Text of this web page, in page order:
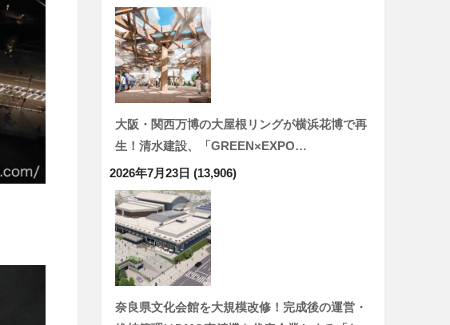
大阪・関西万博の大屋根リングが横浜花博で再
生！清水建設、「GREEN×EXPO…
2026年7月23日 (13,906)
奈良県文化会館を大規模改修！完成後の運営・